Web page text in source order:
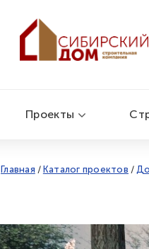
Проекты
Главная / Каталог проектов /